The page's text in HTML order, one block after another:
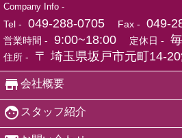
Company Info -
Tel - 049-288-0705 Fax - 049-
営業時間 - 9:00~18:00 定休日 -
住所 - 〒 埼玉県坂戸市元町14-
会社概要
スタッフ紹介